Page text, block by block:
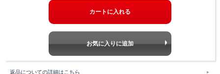
返品についての詳細はこちら